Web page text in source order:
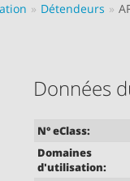
Détendeurs
Données
N° eClass:
Domaines
d'utilisation: